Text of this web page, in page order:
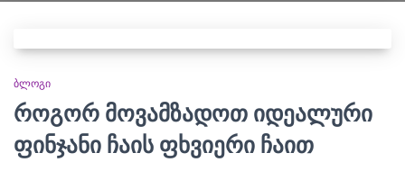
ᲑᲚᲝᲒᲘ
როგორ მოვამზადოთ იდეალური
ფინჯანი ჩაის ფხვიერი ჩაით